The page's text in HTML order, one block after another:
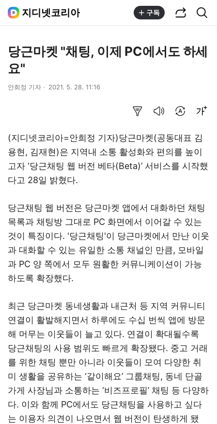
지디넷코리아 구독
당근마켓 "채팅, 이제 PC에서도 하세
요"
안희정 기자 2021. 5. 28. 11:16
(지디넷코리아=안희정 기자)당근마켓(공동대표 김
용현, 김재현)은 지역내 소통 활성화와 편의를 높이
고자 ‘당근채팅 웹 버전 베타(Beta)’ 서비스를 시작했
다고 28일 밝혔다.
당근채팅 웹 버전은 당근마켓 앱에서 대화하던 채팅
목록과 채팅방 그대로 PC 화면에서 이어갈 수 있는
것이 특징이다. '당근채팅'이 당근마켓에서 만난 이웃
과 대화할 수 있는 유일한 소통 채널인 만큼, 모바일
과 PC 양 쪽에서 모두 원활한 커뮤니케이션이 가능
하도록 확장했다.
최근 당근마켓 동네생활과 내근처 등 지역 커뮤니티
연결이 활발해지면서 하루에도 수십 번씩 앱에 방문
해 머무는 이웃들이 늘고 있다. 연결이 확대될수록
당근채팅의 사용 범위도 빠르게 확장됐다. 중고 거래
를 위한 채팅 뿐만 아니라 이웃들이 모여 다양한 취
미 생활을 공유하는 ‘같이해요’ 그룹채팅, 동네 단골
가게 사장님과 소통하는 ‘비즈프로필’ 채팅 등 다양하
다. 이와 함께 PC에서도 당근채팅을 사용하고 싶다
는 이용자 의견이 나오면서 웹 버전이 탄생하게 됐